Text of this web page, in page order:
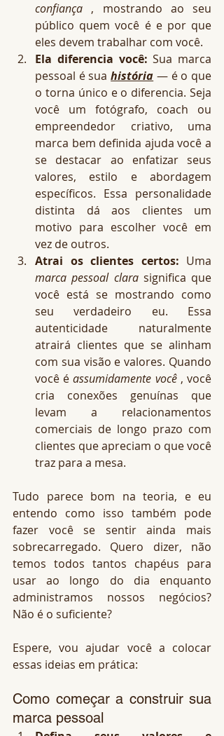
confiança , mostrando ao seu
público quem você é e por que
eles devem trabalhar com você.
Ela diferencia você: Sua marca
pessoal é sua história — é o que
o torna único e o diferencia. Seja
você um fotógrafo, coach ou
empreendedor criativo, uma
marca bem definida ajuda você a
se destacar ao enfatizar seus
valores, estilo e abordagem
específicos. Essa personalidade
distinta dá aos clientes um
motivo para escolher você em
vez de outros.
Atrai os clientes certos:
marca pessoal clara significa que
você está se mostrando como
seu verdadeiro eu. Essa
autenticidade naturalmente
atrairá clientes que se alinham
com sua visão e valores. Quando
você é assumidamente você , você
cria conexões genuínas que
levam a relacionamentos
comerciais de longo prazo com
clientes que apreciam o que você
traz para a mesa.
Tudo parece bom na teoria, e eu
entendo como isso também pode
fazer você se sentir ainda mais
sobrecarregado. Quero dizer, não
temos todos tantos chapéus para
usar ao longo do dia enquanto
administramos nossos negócios?
Não é o suficiente?
Espere, vou ajudar você a colocar
essas ideias em prática:
Como começar a construir sua
marca pessoal